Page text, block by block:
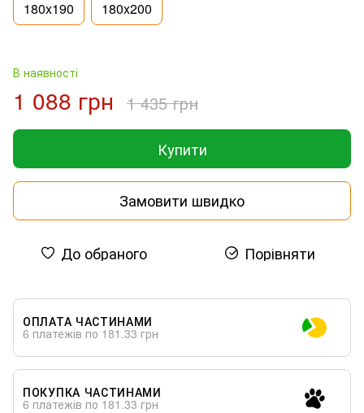
180x190 180x200
В наявності
1 088 грн 1 435 грн
Купити
Замовити швидко
До обраного Порівняти
ОПЛАТА ЧАСТИНАМИ
6 платежів по 181.33 грн
ПОКУПКА ЧАСТИНАМИ
6 платежів по 181.33 грн